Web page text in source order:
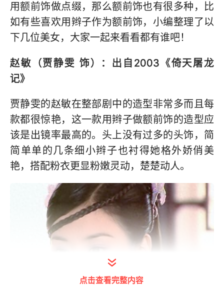
用额前饰做点缀，那么额前饰也有很多种，比
如有些喜欢用辫子作为额前饰，小编整理了以
下几位美女，大家一起来看看都有谁吧！
赵敏（贾静雯 饰）：出自2003《倚天屠龙
记》
贾静雯的赵敏在整部剧中的造型非常多而且每
款都很惊艳，这一款用辫子做额前饰的造型应
该是出镜率最高的。头上没有过多的头饰，简
简单单的几条细小辫子也衬得她格外娇俏美
艳，搭配粉衣更显粉嫩灵动，楚楚动人。
点击查看完整内容